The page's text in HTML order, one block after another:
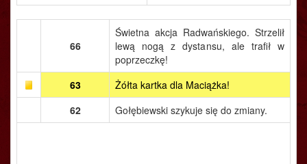
66
Świetna akcja Radwańskiego. Strzelił
lewą nogą z dystansu, ale trafił w
poprzeczkę!
63
Żółta kartka dla Maciążka!
62
Gołębiewski szykuje się do zmiany.